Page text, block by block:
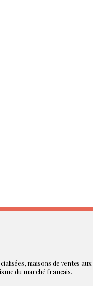
maisons de ventes
du marché français.